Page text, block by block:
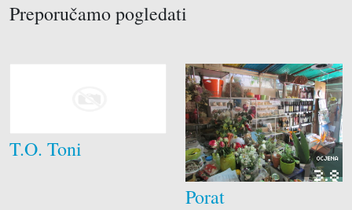
Preporučamo pogledati
T.O. Toni OCJENA
3.8
Porat